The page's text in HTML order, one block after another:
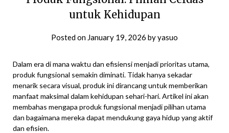
untuk Kehidupan
Posted on January 19, 2026 byyasuo
Dalam era di mana waktu dan efisiensi menjadi prioritas utama,
produk fungsional semakin diminati. Tidak hanya sekadar
menarik secara visual, produk ini dirancang untuk memberikan
manfaat maksimal dalam kehidupan sehari-hari. Artikel ini akan
membahas mengapa produk fungsional menjadi pilihan utama
dan bagaimana mereka dapat mendukung gaya hidup yang aktif
dan efisien.